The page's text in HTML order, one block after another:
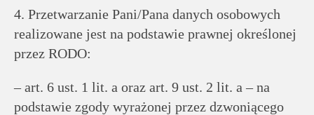
4. Przetwarzanie Pani/Pana danych osobowych
realizowane jest na podstawie prawnej określonej
przez RODO:
– art. 6 ust. 1 lit. a oraz art. 9 ust. 2 lit. a – na
podstawie zgody wyrażonej przez dzwoniącego